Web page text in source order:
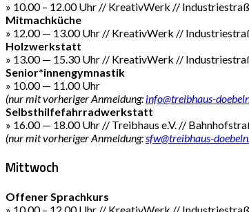
» 10.00 – 12.00 Uhr // KreativWerk //
Mitmachküche
» 12.00 — 13.00 Uhr // KreativWerk //
Holzwerkstatt
» 13.00 — 15.30 Uhr // KreativWerk //
Senior*innengymnastik
» 10.00 — 11.00 Uhr
(nur mit vorheriger Anmeldung: info@treibhaus-
Selbsthilfefahrradwerkstatt
» 16.00 — 18.00 Uhr // Treibhaus e.V. //
(nur mit vorheriger Anmeldung:sfw@treibhaus-
Mittwoch
Offener Sprachkurs
» 10.00 – 12.00 Uhr // KreativWerk //